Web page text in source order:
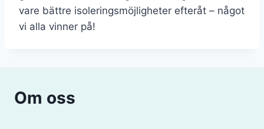
vare bättre isoleringsmöjligheter efteråt – något
vi alla vinner på!
Om oss